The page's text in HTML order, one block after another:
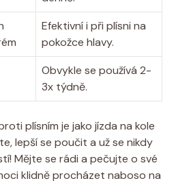
Efektivní i při plísni na
pokožce hlavy.
Obvykle se používá 2-
3x týdně.
plísním je jako jízda na kole
lepší se poučit a už se nikdy
Mějte se rádi a pečujte o své
klidně procházet naboso na